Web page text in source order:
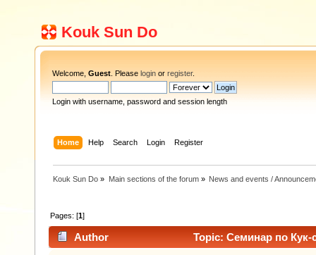
Kouk Sun Do
Welcome, Guest . Please login or register.
Login with username, password and session length
Home Help Search Login Register
Kouk Sun Do » Main sections of the forum» News and events /
Pages: [1]
Author Topic: Семинар по Кук-